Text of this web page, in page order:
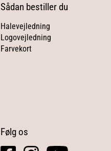
Sådan bestiller du
Halevejledning
Logovejledning
Farvekort
Følg os